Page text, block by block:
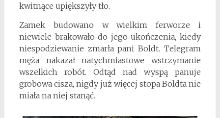
kwitnące upiększyły tło.
Zamek budowano w wielkim ferworze i
niewiele brakowało do jego ukończenia, kiedy
niespodziewanie zmarła pani Boldt. Telegram
męża nakazał natychmiastowe wstrzymanie
wszelkich robót. Odtąd nad wyspą panuje
grobowa cisza, nigdy już więcej stopa Boldta nie
miała na niej stanąć.